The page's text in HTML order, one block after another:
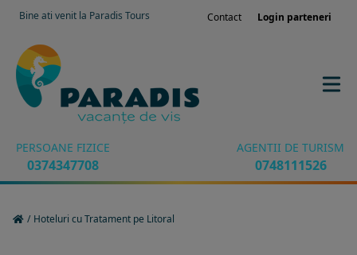
Bine ati venit la Paradis Tours Contact Login parteneri
PERSOANE FIZICE
0374347708
AGENTII DE TURISM
0748111526
/ Hoteluri cu Tratament pe Litoral